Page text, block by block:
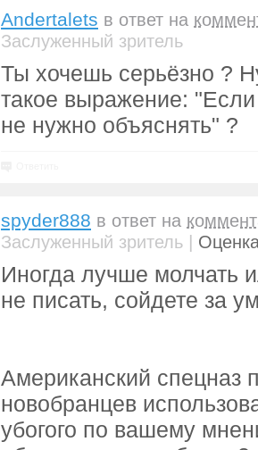
Andertalets в ответ на
Заслуженный зритель
Ты хочешь серьёзно ?
такое выражение:
не нужно объяснять" ?
spyder888 в ответ на
Заслуженный зритель |
Иногда лучше молчать
не писать, сойдете за
Американский спецназ
новобранцев
убогого по вашему